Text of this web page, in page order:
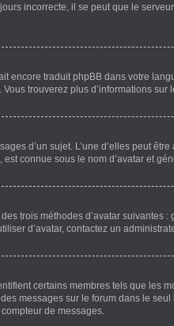
incorrecte, il se peut que le
encore traduit phpBB dans votre
trouverez plus d’informations sur
d’un sujet. L’une d’elles peut
connue sous le nom d’avatar et
trois méthodes d’avatar suivantes
d’avatar, contactez un
certains membres tels que les
messages sur le forum dans le
de messages.